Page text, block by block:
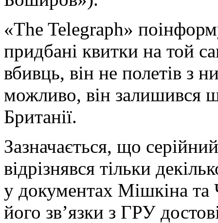
«The Telegraph»
придбані квитки на той
вбивць, він не полетів
можливо, він залишився
Британії.
Зазначається, що
відрізнявся тільки
у документах Мішкіна та
його зв’язки з ГРУ